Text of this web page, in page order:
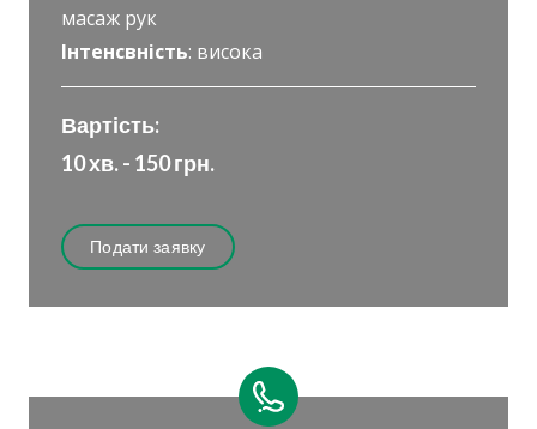
масаж рук
Інтенсвність: висока
Вартість:
10 хв. - 150 грн.
Подати заявку